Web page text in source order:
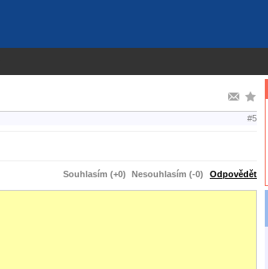
#5
Souhlasím (+0) Nesouhlasím (-0) Odpovědět